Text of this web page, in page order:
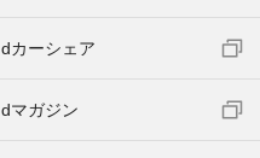
dカーシェア
dマガジン